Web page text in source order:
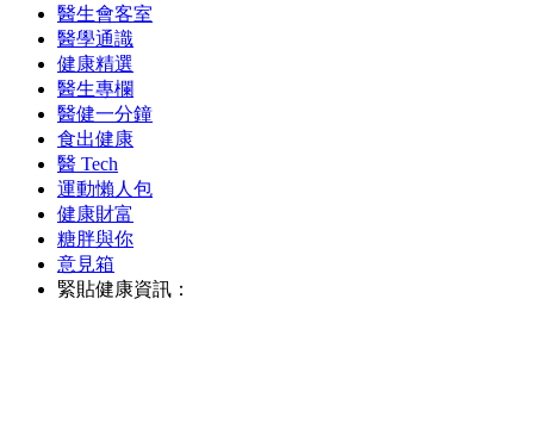
醫生會客室
醫學通識
健康精選
醫生專欄
醫健一分鐘
食出健康
醫 Tech
運動懶人包
健康財富
糖胖與你
意見箱
緊貼健康資訊：